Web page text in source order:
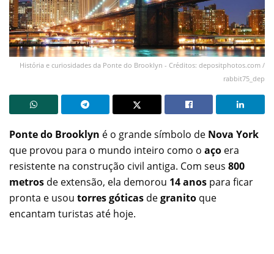
História e curiosidades da Ponte do Brooklyn - Créditos: depositphotos.com /
rabbit75_dep
Ponte do Brooklyn é o grande símbolo de Nova York
que provou para o mundo inteiro como o aço era
resistente na construção civil antiga. Com seus 800
metros de extensão, ela demorou 14 anos para ficar
pronta e usou torres góticas degranito que
encantam turistas até hoje.